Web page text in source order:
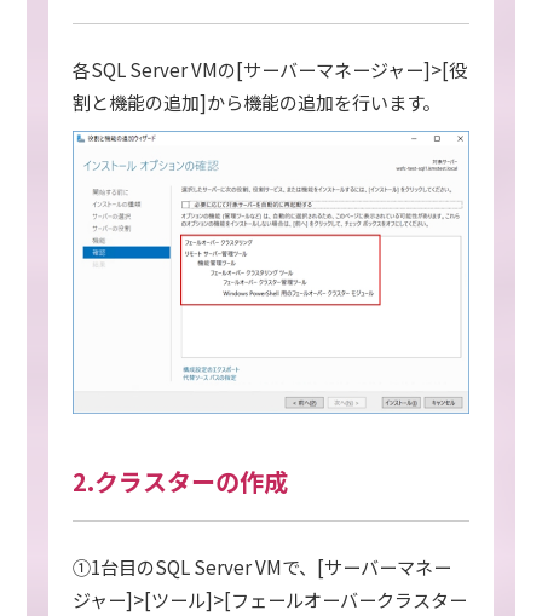
各SQL Server VMの[サーバーマネージャー]>[役
割と機能の追加]から機能の追加を行います。
2.クラスターの作成
①1台目のSQL Server VMで、[サーバーマネー
ジャー]>[ツール]>[フェールオーバークラスター